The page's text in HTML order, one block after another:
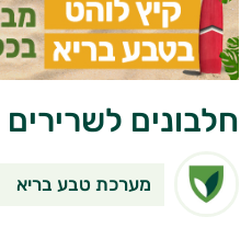
חלבונים לשרירים
מערכת טבע בריא